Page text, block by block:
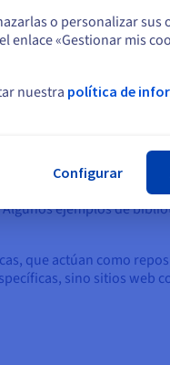
un
a bibliotecas que
el proceso
e infraestructura de
ejemplos de
que actúan como
sino sitios web
o personalizar sus
«Gestionar mis
nuestra política de
Configurar